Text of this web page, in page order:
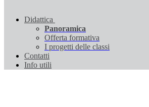
Didattica
Panoramica
Offerta formativa
I progetti delle classi
Contatti
Info utili